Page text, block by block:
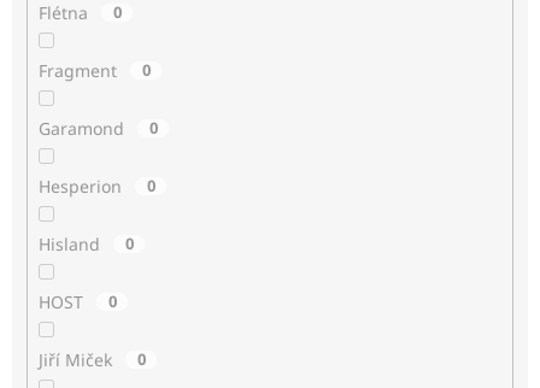
Flétna 0
Fragment 0
Garamond 0
Hesperion 0
Hisland 0
HOST 0
Jiří Miček 0